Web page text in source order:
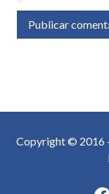
Copyright © 2016